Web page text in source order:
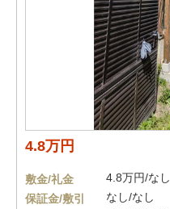
4.8万円
敷金/礼金
4.8万円/なし
保証金/敷引
なし/なし